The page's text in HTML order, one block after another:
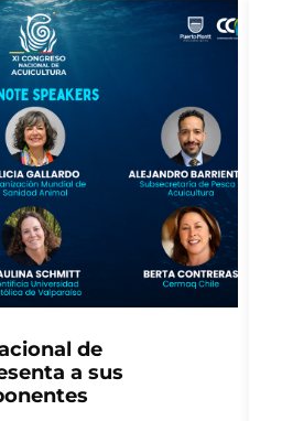
presenta nuevo
Sostenible y
de medición